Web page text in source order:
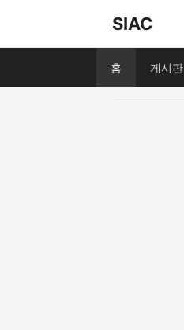
SIAC
홈 게시판